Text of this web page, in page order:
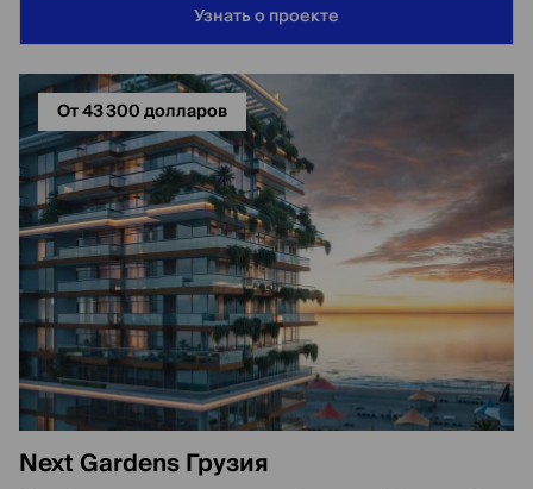
Узнать о проекте
От 43 300 долларов
Next Gardens Грузия